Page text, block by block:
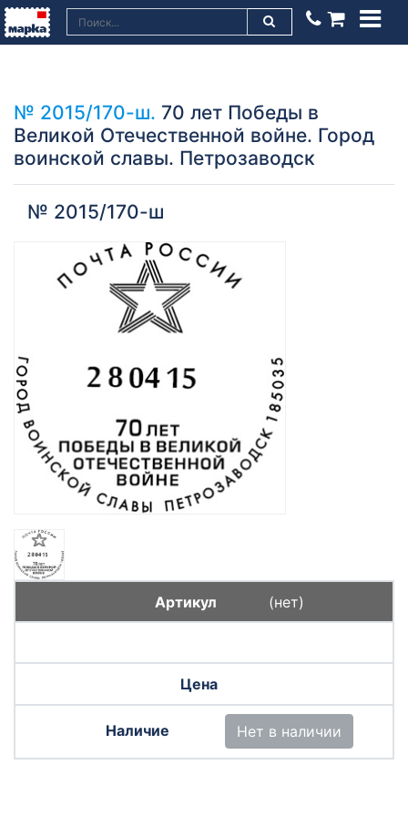
№ 2015/170-ш. 70 лет Победы в
Великой Отечественной войне. Город
воинской славы. Петрозаводск
№ 2015/170-ш
(нет)
Нет в наличии